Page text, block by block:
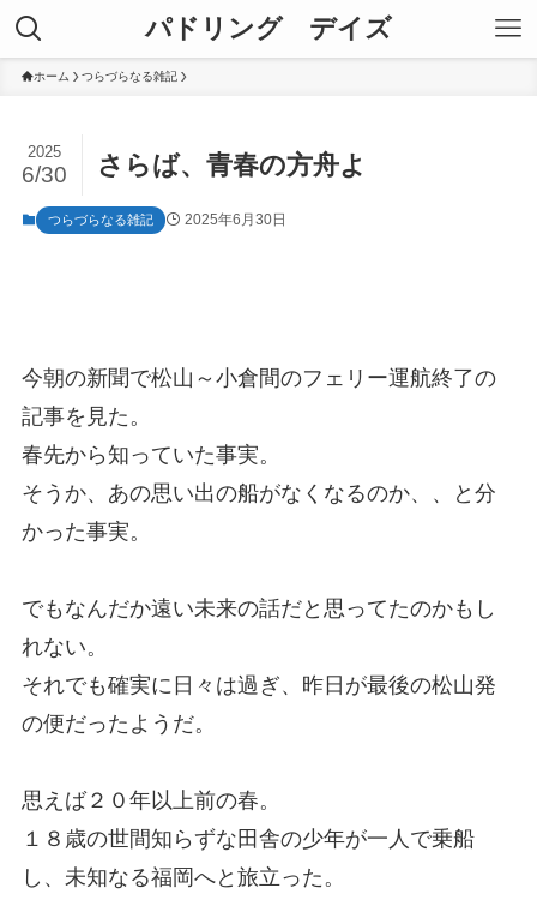
パドリング デイズ
ホーム つらづらなる雑記
さらば、青春の方舟よ
2025
6/30
つらづらなる雑記 2025年6月30日
今朝の新聞で松山～小倉間のフェリー運航終了の
記事を見た。
春先から知っていた事実。
そうか、あの思い出の船がなくなるのか、、と分
かった事実。
でもなんだか遠い未来の話だと思ってたのかもし
れない。
それでも確実に日々は過ぎ、昨日が最後の松山発
の便だったようだ。
思えば２０年以上前の春。
１８歳の世間知らずな田舎の少年が一人で乗船
し、未知なる福岡へと旅立った。